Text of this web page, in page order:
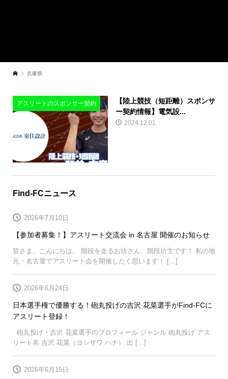
兵庫県
アスリートのスポンサー契約
​【陸上競技（短距離）スポンサ
ー契約情報】電気設...
2024.12.01
Find-FCニュース
【参加者募集！】アスリート交流会 in 名古屋 開催のお知らせ
2026年7月10日
皆さま、こんにちは。 階段を走るお坊さん、階段坊主です！ 私の地
元・名古屋でアスリート会を開催したく思います！ […]
日本選手権で優勝する！砲丸投げの吉沢 花菜選手がFind-FCに
アスリート登録！
2026年6月24日
砲丸投げ・吉沢 花菜選手のプロフィール ジャンル 砲丸投げ アス
リート名 吉沢 花菜（ヨシザワ ハナ） 出 […]
2026年6月15日